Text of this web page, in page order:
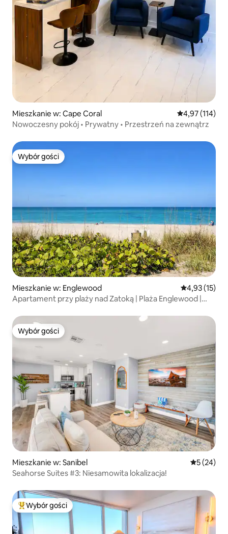
Mieszkanie w: Cape Coral Średnia
4,97 (114)
Nowoczesny pokój • Prywatny • Przestrzeń na zewnątrz
Wybór gości
Wybór gości
Mieszkanie w: Englewood Średnia
4,93 (15)
Apartament przy plaży nad Zatoką | Plaża Englewood |
Wybór gości
Wybór gości
Mieszkanie w: Sanibel Średnia
5 (24)
Seahorse Suites #3: Niesamowita lokalizacja!
Najpopularniejsze z kategorii Wybór gości
Wybór gości